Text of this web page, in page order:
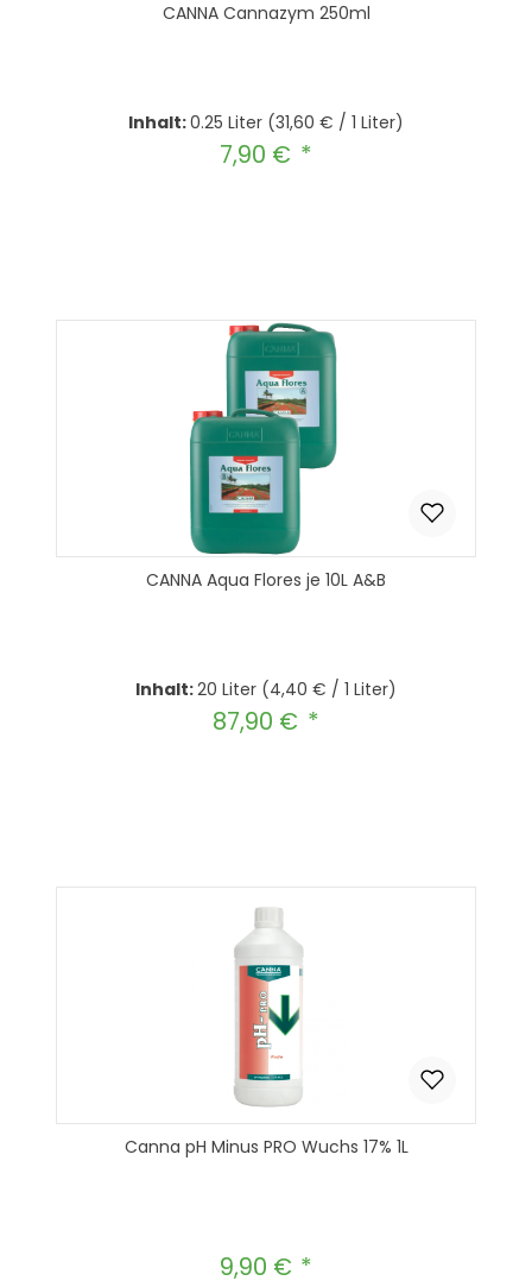
CANNA Cannazym 250ml
Inhalt:0.25 Liter (31,60 € / 1 Liter)
Regulärer Preis:
7,90 €
CANNA Aqua Flores je 10L A&B
Inhalt:20 Liter (4,40 € / 1 Liter)
Regulärer Preis:
87,90 €
Canna pH Minus PRO Wuchs 17% 1L
Regulärer Preis:
9,90 €